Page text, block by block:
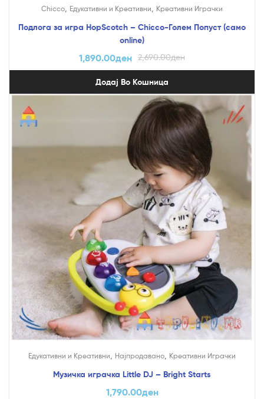
Chicco Едукативни и Креативни Креативни Играчки
Подлога за игра HopScotch – Chicco-Голем Попуст (само
online)
2,690.00ден
1,890.00ден
Додај Во Кошница
Едукативни и Креативни Најпродавано Креативни Играчки
Музичка играчка Little DJ – Bright Starts
1,790.00ден